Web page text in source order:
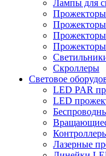
Лампы для
Прожекторы
Прожекторы
Прожекторы
Скроллеры
Световое
LED PAR
LED
Лазерные